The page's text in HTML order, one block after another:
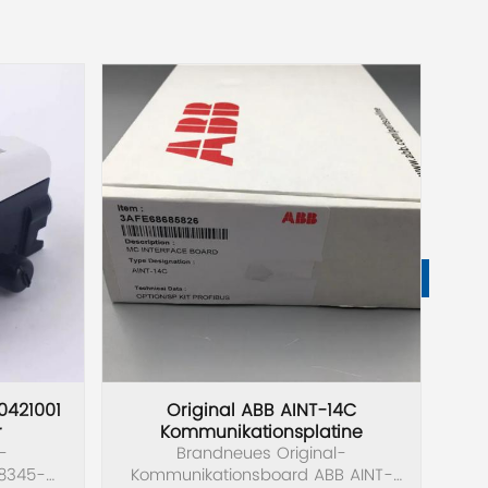
Original ABB AINT-14C
Kommunikationsplatine
Brandneues Original-
Kommunikationsboard ABB AINT-